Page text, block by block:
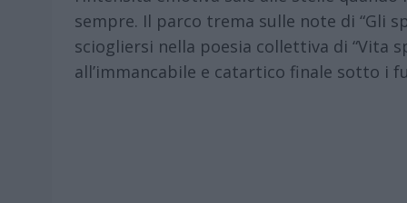
sempre. Il parco trema sulle note di “Gli
sciogliersi nella poesia collettiva di “Vita
all’immancabile e catartico finale sotto i